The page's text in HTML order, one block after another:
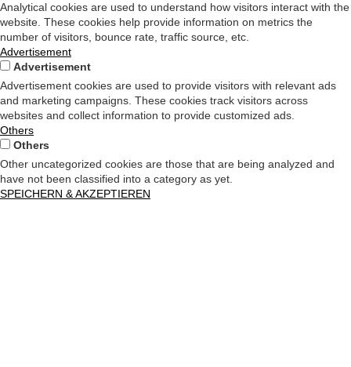
Analytical cookies are used to understand how visitors interact with the
website. These cookies help provide information on metrics the
number of visitors, bounce rate, traffic source, etc.
Advertisement
Advertisement
Advertisement cookies are used to provide visitors with relevant ads
and marketing campaigns. These cookies track visitors across
websites and collect information to provide customized ads.
Others
Others
Other uncategorized cookies are those that are being analyzed and
have not been classified into a category as yet.
SPEICHERN & AKZEPTIEREN